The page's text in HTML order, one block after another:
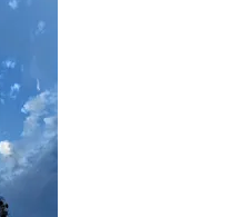
天が続き、お盆が過ぎた
な予感がします。